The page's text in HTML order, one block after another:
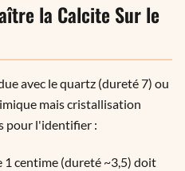
la Calcite Sur le
avec le quartz (dureté 7) ou
mais cristallisation
pour l'identifier :
1 centime (dureté ~3,5) doit